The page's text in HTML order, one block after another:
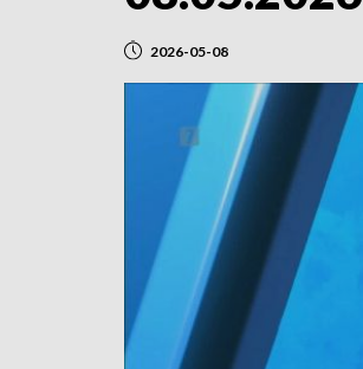
2026-05-08